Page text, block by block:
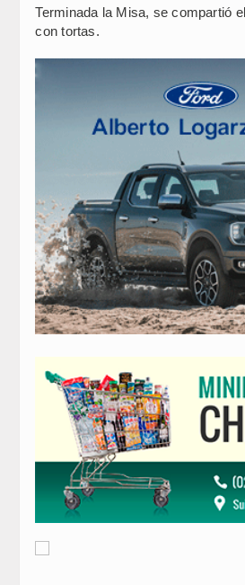
Terminada la Misa, se compartió
con tortas.